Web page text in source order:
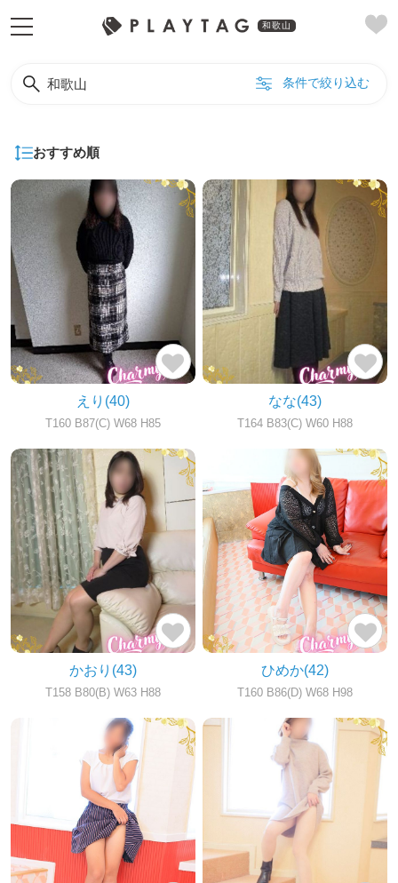
和歌山
和歌山 条件で絞り込む
おすすめ順
えり (40)
T160 B87(C) W68 H85
なな(43)
T164 B83(C) W60 H88
かおり (43)
T158 B80(B) W63 H88
ひめか(42)
T160 B86(D) W68 H98